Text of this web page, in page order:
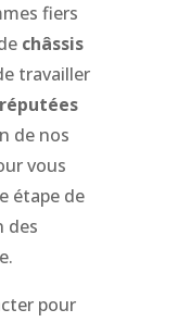
fiers
châssis
travailler
de nos
vous
étape de
des
pour